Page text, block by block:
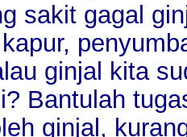
sakit gagal
ginjal kita
Bantulah
ginjal,